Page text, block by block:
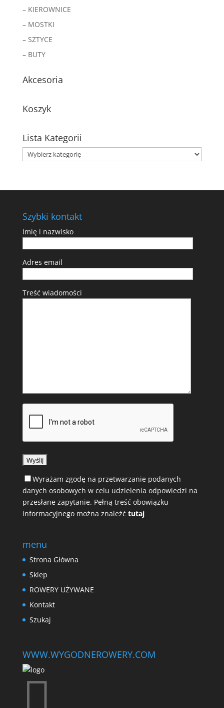
– KIEROWNICE
– MOSTKI
– SZTYCE
– BUTY
Akcesoria
Koszyk
Lista Kategorii
Szybki kontakt
Imię i nazwisko
Adres email
Treść wiadomości
Wyrażam zgodę na przetwarzanie podanych
danych osobowych w celu udzielenia odpowiedzi na
przesłane zapytanie. Pełną treść obowiązku
informacyjnego można znaleźć tutaj
menu
Strona Główna
Sklep
ROWERY UŻYWANE
Kontakt
Szukaj
WWW.WYGODNEROWERY.COM